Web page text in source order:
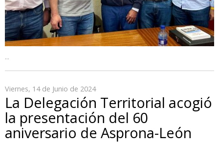
...
Viernes, 14 de Junio de 2024
La Delegación Territorial acogió
la presentación del 60
aniversario de Asprona-León